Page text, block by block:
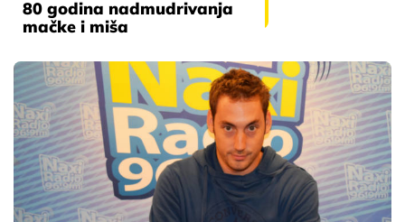
80 godina nadmudrivanja
mačke i miša